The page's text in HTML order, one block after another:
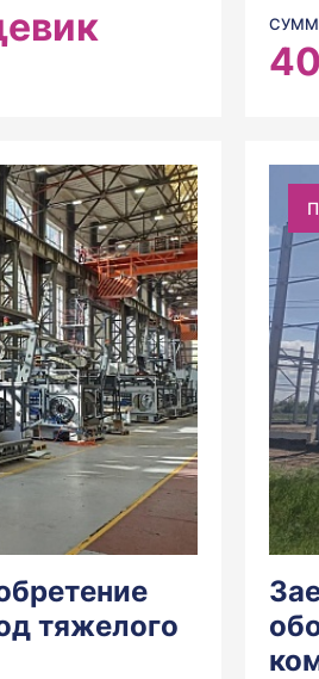
40
тяжелого